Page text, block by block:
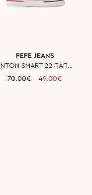
PEPE JEANS
KENTON SMART 22 ΠΑΠΟΥΤΣΙ ΑΝΔΡΙ
70.00€
49.00€